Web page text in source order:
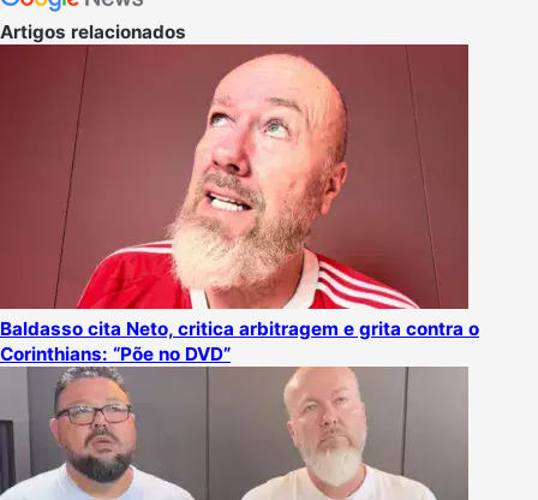
Artigos relacionados
Baldasso cita Neto, critica arbitragem e grita contra o
Corinthians: “Põe no DVD”